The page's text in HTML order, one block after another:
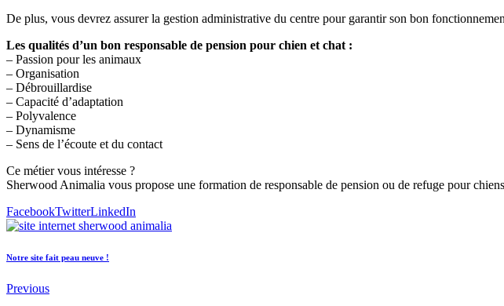
De plus, vous devrez assurer la gestion administrative du centre pour garantir son bon
Les qualités d’un bon responsable de pension pour chien et chat :
– Passion pour les animaux
– Organisation
– Débrouillardise
– Capacité d’adaptation
– Polyvalence
– Dynamisme
– Sens de l’écoute et du contact
Ce métier vous intéresse ?
Sherwood Animalia vous propose une formation de responsable de pension ou de refuge pour
FacebookTwitterLinkedIn
Notre site fait peau neuve !
Previous